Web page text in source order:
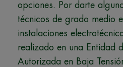
opciones. Por darte
técnicos de grado medio
instalaciones
realizado en una Entidad
Autorizada en Baja